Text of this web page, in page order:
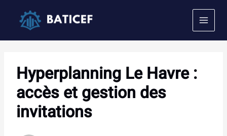
contenu
Hyperplanning Le Havre :
accès et gestion des
invitations